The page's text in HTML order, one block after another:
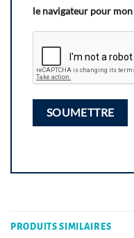
le navigateur pour
PRODUITS SIMILAIRES